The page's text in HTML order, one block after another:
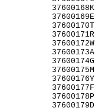
37600168K
37600169E
37600170T
37600171R
37600172W
37600173A
37600174G
37600175M
37600176Y
37600177F
37600178P
37600179D